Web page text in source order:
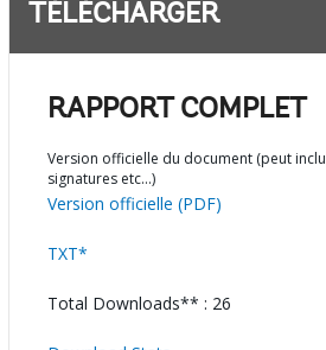
TÉLÉCHARGER
RAPPORT COMPLET
Version officielle du document (peut
signatures etc…)
Version officielle (PDF)
TXT*
Total Downloads** : 26